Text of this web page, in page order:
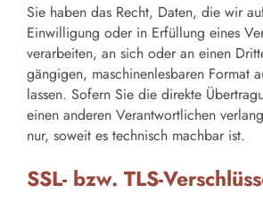
Sie haben das Recht, Daten, die wir
Einwilligung oder in Erfüllung eines
verarbeiten, an sich oder an einen
gängigen, maschinenlesbaren Format
lassen. Sofern Sie die direkte
einen anderen Verantwortlichen
nur, soweit es technisch machbar ist.
SSL- bzw. TLS-